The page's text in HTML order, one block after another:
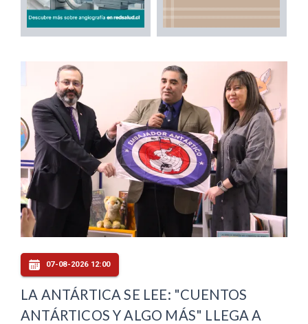
07-08-2026 12:00
LA ANTÁRTICA SE LEE: "CUENTOS
ANTÁRTICOS Y ALGO MÁS" LLEGA A